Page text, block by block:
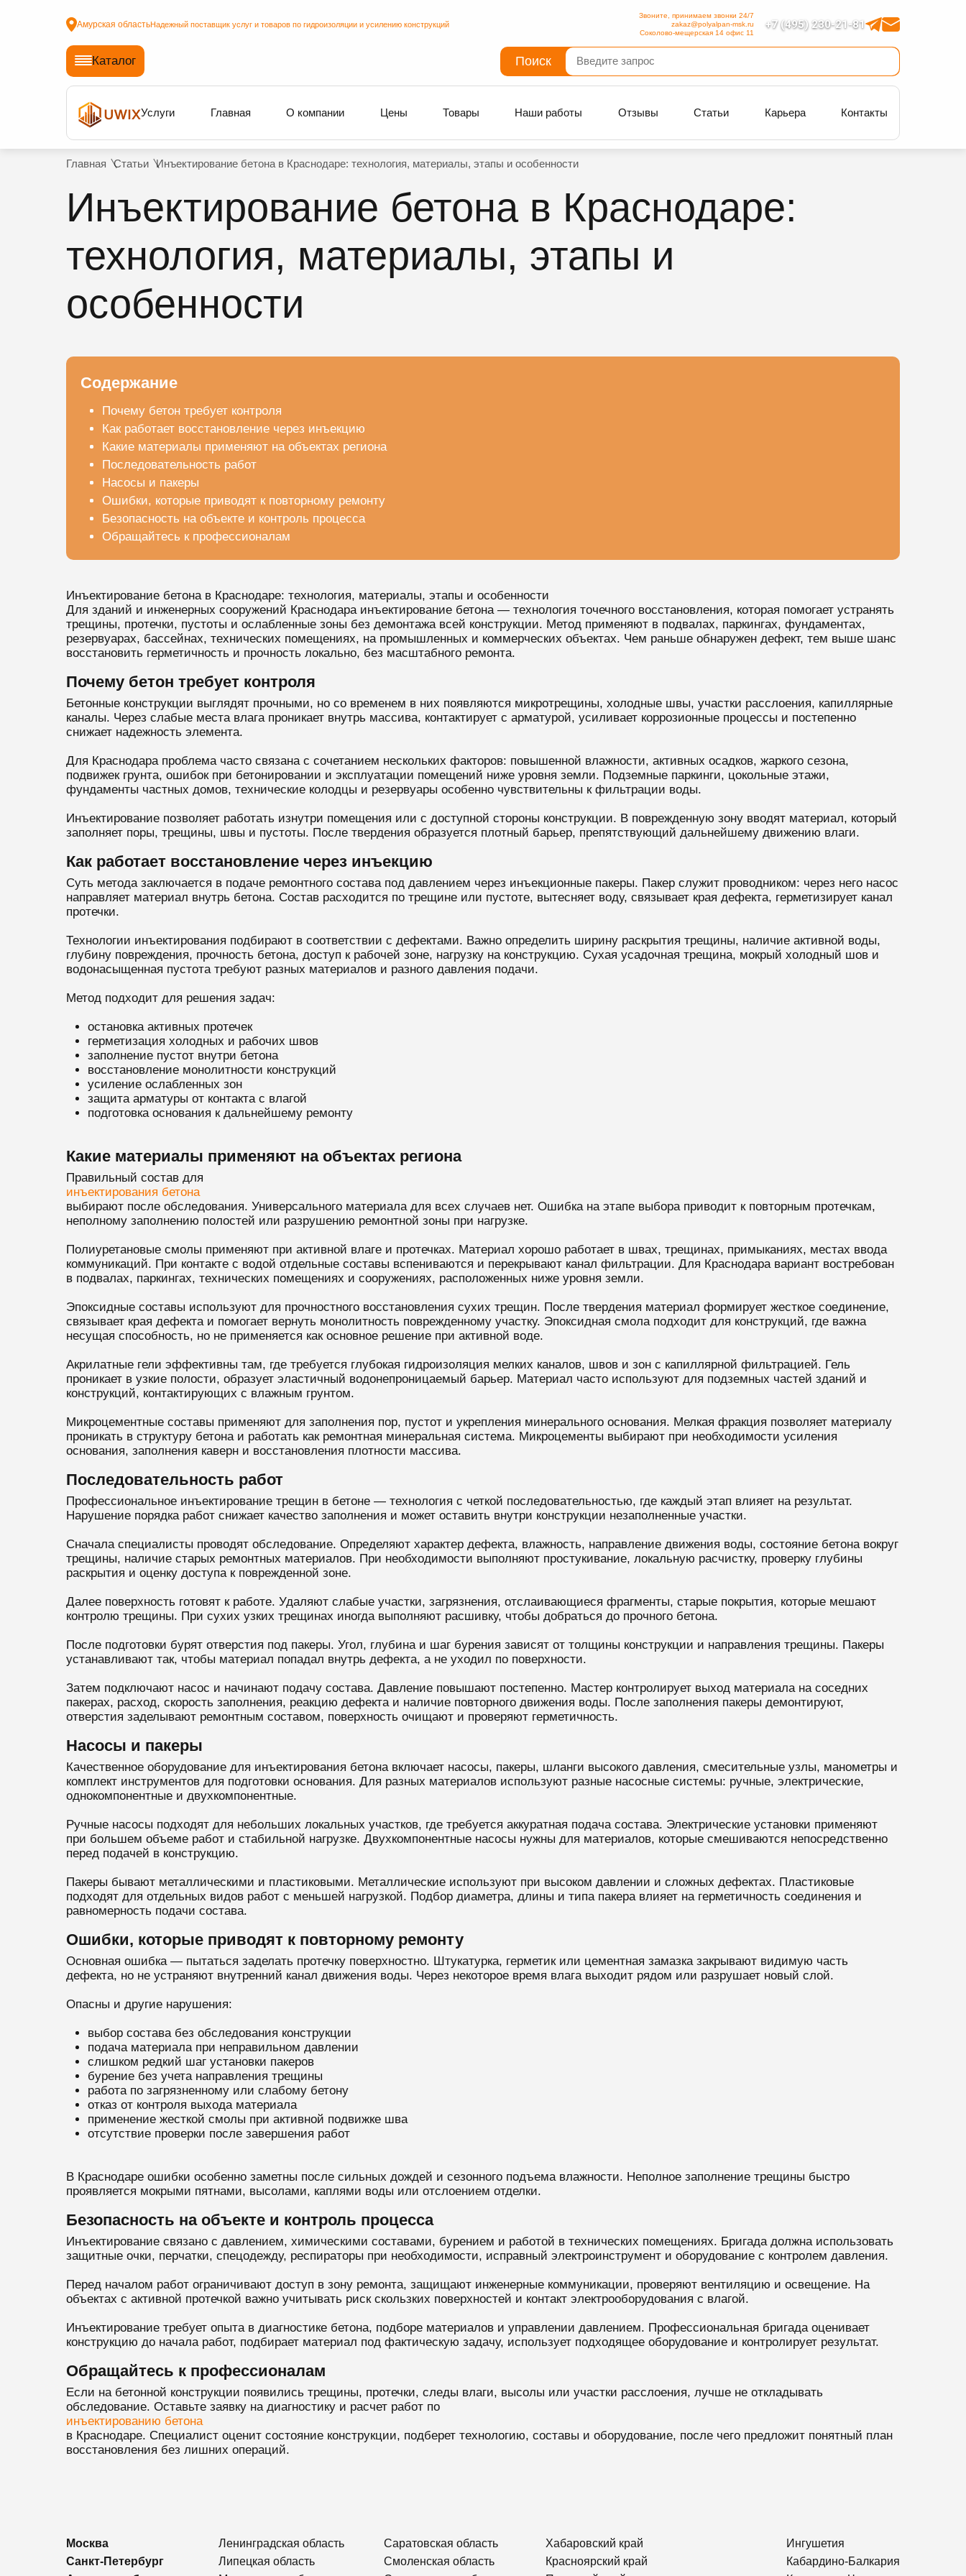
Амурская областьНадежный поставщик услуг и товаров по гидроизоляции и усилению конструкций +7 (495) 230-21-81
Звоните, принимаем звонки 24/7
zakaz@polyalpan-msk.ru
Соколово-мещерская 14 офис 11
Каталог Поиск
Услуги Главная О компании Цены Товары Наши работы Отзывы Статьи Карьера Контакты
Главная Статьи Инъектирование бетона в Краснодаре: технология, материалы, этапы и особенности
Инъектирование бетона в Краснодаре:
технология, материалы, этапы и
особенности
Содержание
Почему бетон требует контроля
Как работает восстановление через инъекцию
Какие материалы применяют на объектах региона
Последовательность работ
Насосы и пакеры
Ошибки, которые приводят к повторному ремонту
Безопасность на объекте и контроль процесса
Обращайтесь к профессионалам
Инъектирование бетона в Краснодаре: технология, материалы, этапы и особенности
Для зданий и инженерных сооружений Краснодара инъектирование бетона — технология точечного восстановления, которая помогает устранять
трещины, протечки, пустоты и ослабленные зоны без демонтажа всей конструкции. Метод применяют в подвалах, паркингах, фундаментах,
резервуарах, бассейнах, технических помещениях, на промышленных и коммерческих объектах. Чем раньше обнаружен дефект, тем выше шанс
восстановить герметичность и прочность локально, без масштабного ремонта.
Почему бетон требует контроля
Бетонные конструкции выглядят прочными, но со временем в них появляются микротрещины, холодные швы, участки расслоения, капиллярные
каналы. Через слабые места влага проникает внутрь массива, контактирует с арматурой, усиливает коррозионные процессы и постепенно
снижает надежность элемента.
Для Краснодара проблема часто связана с сочетанием нескольких факторов: повышенной влажности, активных осадков, жаркого сезона,
подвижек грунта, ошибок при бетонировании и эксплуатации помещений ниже уровня земли. Подземные паркинги, цокольные этажи,
фундаменты частных домов, технические колодцы и резервуары особенно чувствительны к фильтрации воды.
Инъектирование позволяет работать изнутри помещения или с доступной стороны конструкции. В поврежденную зону вводят материал, который
заполняет поры, трещины, швы и пустоты. После твердения образуется плотный барьер, препятствующий дальнейшему движению влаги.
Как работает восстановление через инъекцию
Суть метода заключается в подаче ремонтного состава под давлением через инъекционные пакеры. Пакер служит проводником: через него насос
направляет материал внутрь бетона. Состав расходится по трещине или пустоте, вытесняет воду, связывает края дефекта, герметизирует канал
протечки.
Технологии инъектирования подбирают в соответствии с дефектами. Важно определить ширину раскрытия трещины, наличие активной воды,
глубину повреждения, прочность бетона, доступ к рабочей зоне, нагрузку на конструкцию. Сухая усадочная трещина, мокрый холодный шов и
водонасыщенная пустота требуют разных материалов и разного давления подачи.
Метод подходит для решения задач:
остановка активных протечек
герметизация холодных и рабочих швов
заполнение пустот внутри бетона
восстановление монолитности конструкций
усиление ослабленных зон
защита арматуры от контакта с влагой
подготовка основания к дальнейшему ремонту
Какие материалы применяют на объектах региона
Правильный состав для
инъектирования бетона
выбирают после обследования. Универсального материала для всех случаев нет. Ошибка на этапе выбора приводит к повторным протечкам,
неполному заполнению полостей или разрушению ремонтной зоны при нагрузке.
Полиуретановые смолы применяют при активной влаге и протечках. Материал хорошо работает в швах, трещинах, примыканиях, местах ввода
коммуникаций. При контакте с водой отдельные составы вспениваются и перекрывают канал фильтрации. Для Краснодара вариант востребован
в подвалах, паркингах, технических помещениях и сооружениях, расположенных ниже уровня земли.
Эпоксидные составы используют для прочностного восстановления сухих трещин. После твердения материал формирует жесткое соединение,
связывает края дефекта и помогает вернуть монолитность поврежденному участку. Эпоксидная смола подходит для конструкций, где важна
несущая способность, но не применяется как основное решение при активной воде.
Акрилатные гели эффективны там, где требуется глубокая гидроизоляция мелких каналов, швов и зон с капиллярной фильтрацией. Гель
проникает в узкие полости, образует эластичный водонепроницаемый барьер. Материал часто используют для подземных частей зданий и
конструкций, контактирующих с влажным грунтом.
Микроцементные составы применяют для заполнения пор, пустот и укрепления минерального основания. Мелкая фракция позволяет материалу
проникать в структуру бетона и работать как ремонтная минеральная система. Микроцементы выбирают при необходимости усиления
основания, заполнения каверн и восстановления плотности массива.
Последовательность работ
Профессиональное инъектирование трещин в бетоне — технология с четкой последовательностью, где каждый этап влияет на результат.
Нарушение порядка работ снижает качество заполнения и может оставить внутри конструкции незаполненные участки.
Сначала специалисты проводят обследование. Определяют характер дефекта, влажность, направление движения воды, состояние бетона вокруг
трещины, наличие старых ремонтных материалов. При необходимости выполняют простукивание, локальную расчистку, проверку глубины
раскрытия и оценку доступа к поврежденной зоне.
Далее поверхность готовят к работе. Удаляют слабые участки, загрязнения, отслаивающиеся фрагменты, старые покрытия, которые мешают
контролю трещины. При сухих узких трещинах иногда выполняют расшивку, чтобы добраться до прочного бетона.
После подготовки бурят отверстия под пакеры. Угол, глубина и шаг бурения зависят от толщины конструкции и направления трещины. Пакеры
устанавливают так, чтобы материал попадал внутрь дефекта, а не уходил по поверхности.
Затем подключают насос и начинают подачу состава. Давление повышают постепенно. Мастер контролирует выход материала на соседних
пакерах, расход, скорость заполнения, реакцию дефекта и наличие повторного движения воды. После заполнения пакеры демонтируют,
отверстия заделывают ремонтным составом, поверхность очищают и проверяют герметичность.
Насосы и пакеры
Качественное оборудование для инъектирования бетона включает насосы, пакеры, шланги высокого давления, смесительные узлы, манометры и
комплект инструментов для подготовки основания. Для разных материалов используют разные насосные системы: ручные, электрические,
однокомпонентные и двухкомпонентные.
Ручные насосы подходят для небольших локальных участков, где требуется аккуратная подача состава. Электрические установки применяют
при большем объеме работ и стабильной нагрузке. Двухкомпонентные насосы нужны для материалов, которые смешиваются непосредственно
перед подачей в конструкцию.
Пакеры бывают металлическими и пластиковыми. Металлические используют при высоком давлении и сложных дефектах. Пластиковые
подходят для отдельных видов работ с меньшей нагрузкой. Подбор диаметра, длины и типа пакера влияет на герметичность соединения и
равномерность подачи состава.
Ошибки, которые приводят к повторному ремонту
Основная ошибка — пытаться заделать протечку поверхностно. Штукатурка, герметик или цементная замазка закрывают видимую часть
дефекта, но не устраняют внутренний канал движения воды. Через некоторое время влага выходит рядом или разрушает новый слой.
Опасны и другие нарушения:
выбор состава без обследования конструкции
подача материала при неправильном давлении
слишком редкий шаг установки пакеров
бурение без учета направления трещины
работа по загрязненному или слабому бетону
отказ от контроля выхода материала
применение жесткой смолы при активной подвижке шва
отсутствие проверки после завершения работ
В Краснодаре ошибки особенно заметны после сильных дождей и сезонного подъема влажности. Неполное заполнение трещины быстро
проявляется мокрыми пятнами, высолами, каплями воды или отслоением отделки.
Безопасность на объекте и контроль процесса
Инъектирование связано с давлением, химическими составами, бурением и работой в технических помещениях. Бригада должна использовать
защитные очки, перчатки, спецодежду, респираторы при необходимости, исправный электроинструмент и оборудование с контролем давления.
Перед началом работ ограничивают доступ в зону ремонта, защищают инженерные коммуникации, проверяют вентиляцию и освещение. На
объектах с активной протечкой важно учитывать риск скользких поверхностей и контакт электрооборудования с влагой.
Инъектирование требует опыта в диагностике бетона, подборе материалов и управлении давлением. Профессиональная бригада оценивает
конструкцию до начала работ, подбирает материал под фактическую задачу, использует подходящее оборудование и контролирует результат.
Обращайтесь к профессионалам
Если на бетонной конструкции появились трещины, протечки, следы влаги, высолы или участки расслоения, лучше не откладывать
обследование. Оставьте заявку на диагностику и расчет работ по
инъектированию бетона
в Краснодаре. Специалист оценит состояние конструкции, подберет технологию, составы и оборудование, после чего предложит понятный план
восстановления без лишних операций.
Москва
Санкт-Петербург
Ленинградская область
Липецкая область
Саратовская область
Смоленская область
Хабаровский край
Красноярский край
Ингушетия
Кабардино-Балкария